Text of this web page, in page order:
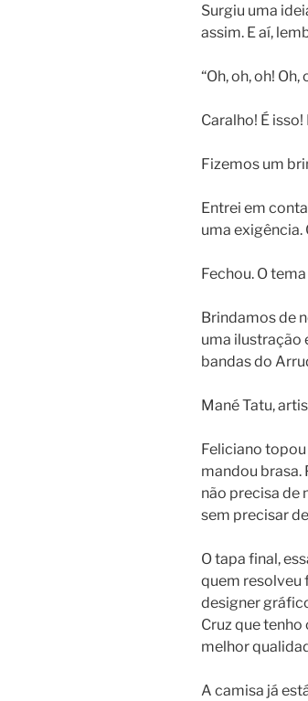
Surgiu uma
assim. E aí,
“Oh, oh, oh!
Caralho! É
Fizemos um
Entrei em
uma exigência.
Fechou. O
Brindamos de
uma ilustração
bandas do
Mané Tatu,
Feliciano topou
mandou brasa.
não precisa de
sem precisar
O tapa final,
quem resolveu
designer
Cruz que tenho
melhor
A camisa já